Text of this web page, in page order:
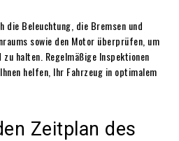
die Beleuchtung, die Bremsen und
sowie den Motor überprüfen, um
halten. Regelmäßige Inspektionen
helfen, Ihr Fahrzeug in optimalem
Zeitplan des